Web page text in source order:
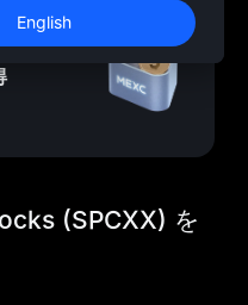
先物ローンチ
English
大
先物ボ
(SPCXX) を